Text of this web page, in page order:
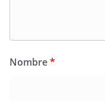
Nombre*